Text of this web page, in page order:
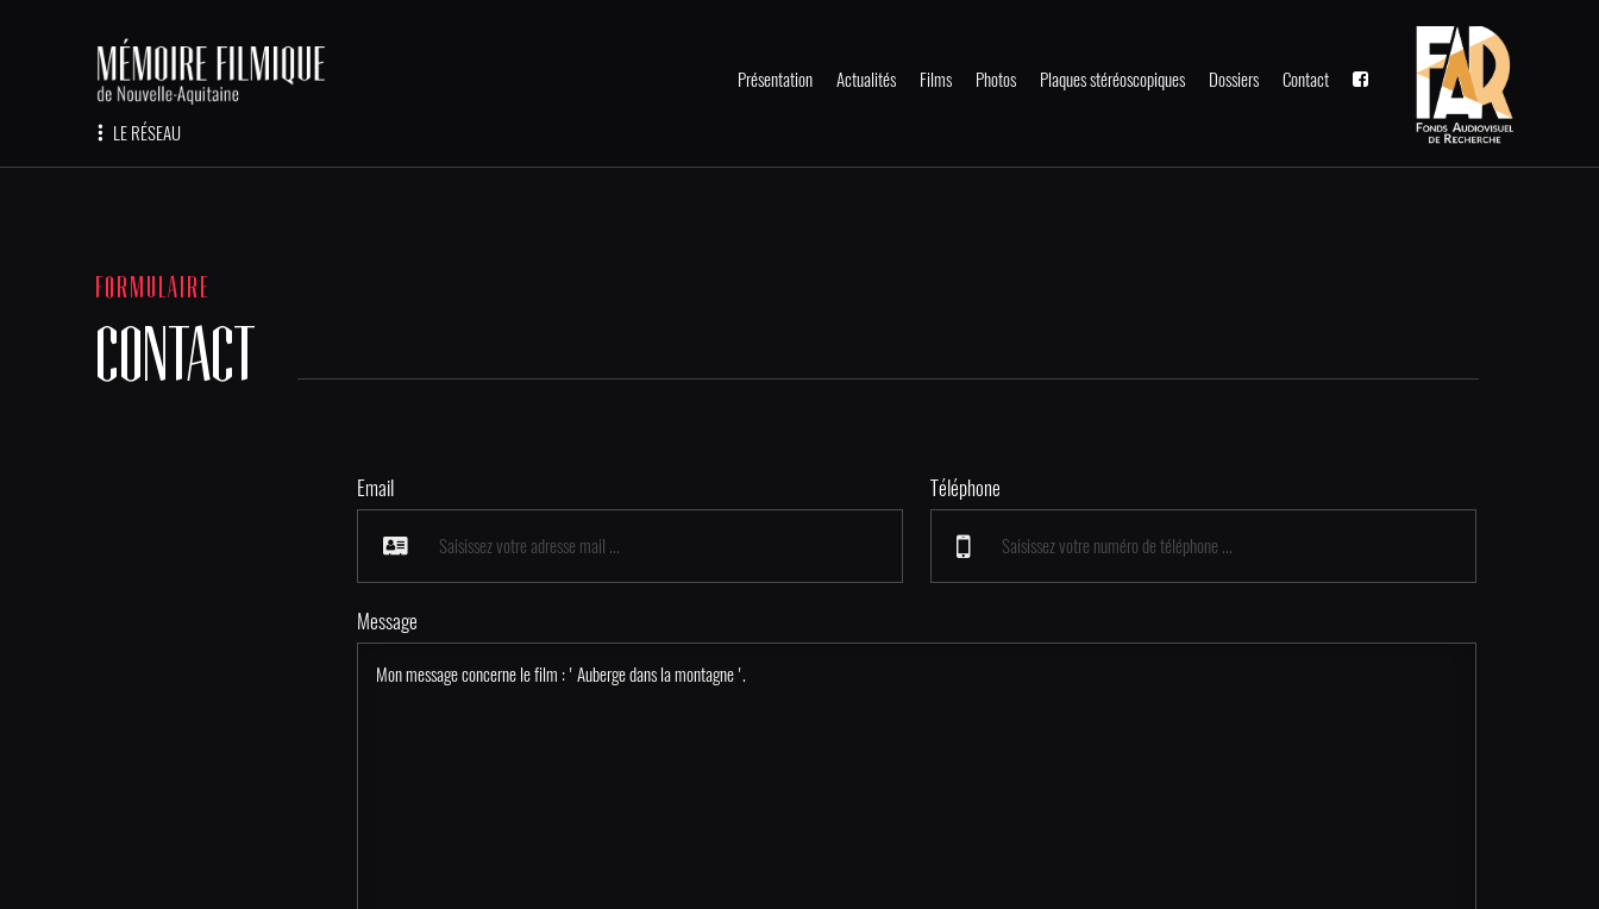
LE RÉSEAU
Présentation Actualités Films Photos Plaques stéréoscopiques Dossiers Contact
FORMULAIRE
CONTACT
Email Téléphone
Message